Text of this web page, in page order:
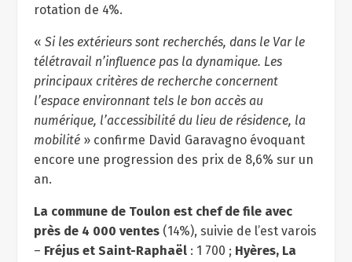
rotation de 4%.
« Si les extérieurs sont recherchés, dans le Var le
télétravail n’influence pas la dynamique. Les
principaux critères de recherche concernent
l’espace environnant tels le bon accès au
numérique, l’accessibilité du lieu de résidence, la
mobilité» confirme David Garavagno évoquant
encore une progression des prix de 8,6% sur un
an.
La commune de Toulon est chef de file avec
près de 4 000 ventes(14%), suivie de l’est varois
– Fréjus et Saint-Raphaël: 1 700 ; Hyères, La